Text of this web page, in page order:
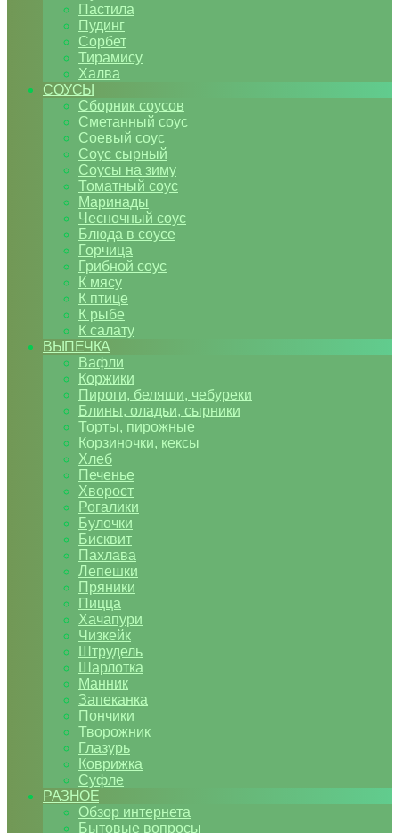
Пастила
Пудинг
Сорбет
Тирамису
Халва
СОУСЫ
Сборник соусов
Сметанный соус
Соевый соус
Соус сырный
Соусы на зиму
Томатный соус
Маринады
Чесночный соус
Блюда в соусе
Горчица
Грибной соус
К мясу
К птице
К рыбе
К салату
ВЫПЕЧКА
Вафли
Коржики
Пироги, беляши, чебуреки
Блины, оладьи, сырники
Торты, пирожные
Корзиночки, кексы
Хлеб
Печенье
Хворост
Рогалики
Булочки
Бисквит
Пахлава
Лепешки
Пряники
Пицца
Хачапури
Чизкейк
Штрудель
Шарлотка
Манник
Запеканка
Пончики
Творожник
Глазурь
Коврижка
Суфле
РАЗНОЕ
Обзор интернета
Бытовые вопросы